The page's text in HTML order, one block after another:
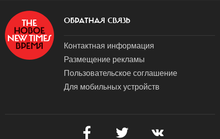
ОБРАТНАЯ СВЯЗЬ
Контактная информация
Размещение рекламы
Пользовательское соглашение
Для мобильных устройств